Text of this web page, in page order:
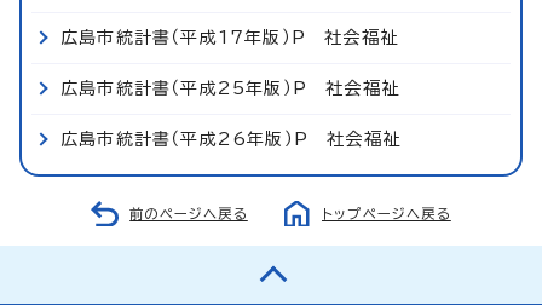
広島市統計書（平成17年版）P 社会福祉
広島市統計書（平成25年版）P 社会福祉
広島市統計書（平成26年版）P 社会福祉
前のページへ戻る トップページへ戻る